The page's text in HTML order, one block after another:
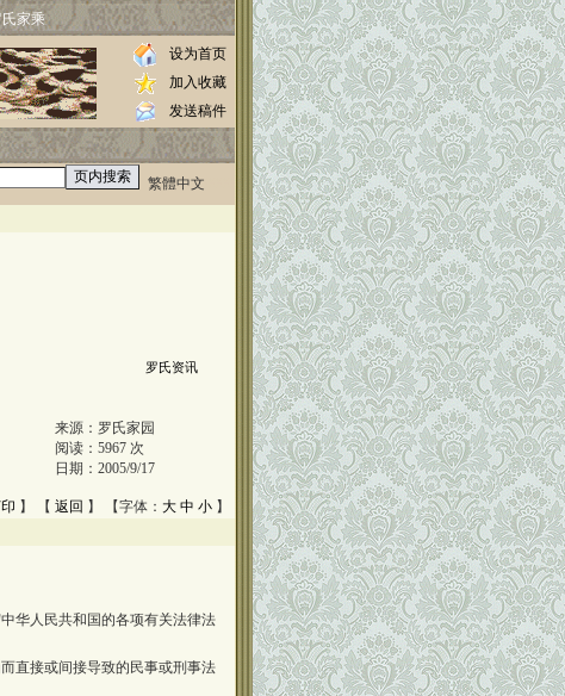
家乘
设为首页
加入收藏
发送稿件
繁體中文
罗氏资讯
来源： 罗氏家园
阅读： 5967 次
日期： 2005/9/17
】 【 返回 】 【字体： 大 中 小 】
华人民共和国的各项有关法律法
直接或间接导致的民事或刑事法